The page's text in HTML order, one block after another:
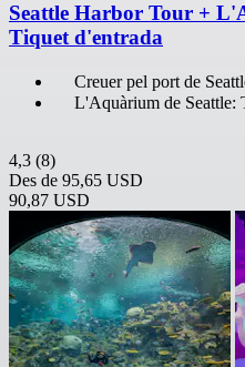
Seattle Harbor Tour +
Tiquet d'entrada
Creuer pel port de
L'Aquàrium de Seattle:
4,3 (8)
Des de 95,65 USD
90,87 USD